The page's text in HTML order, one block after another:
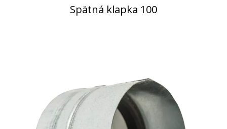
Spätná klapka 100